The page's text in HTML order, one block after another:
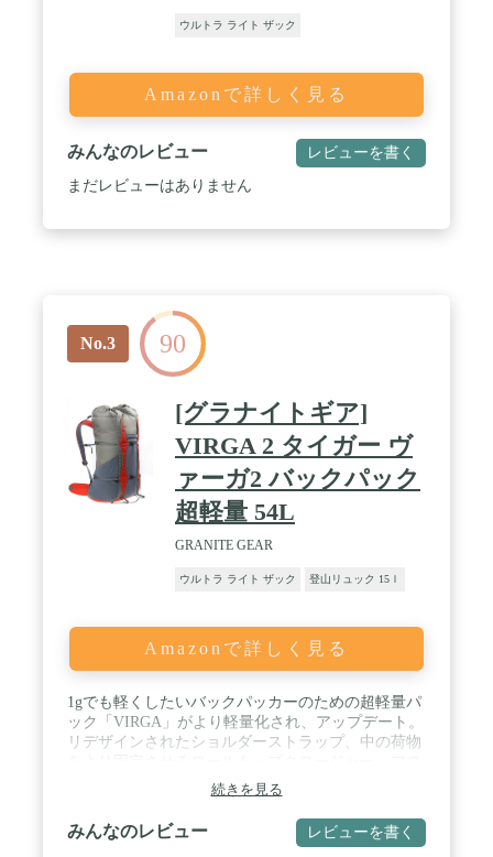
ウルトラ ライト ザック
Amazonで詳しく見る
みんなのレビュー レビューを書く
まだレビューはありません
No.3 90
[グラナイトギア]
VIRGA 2 タイガー ヴ
ァーガ2 バックパック
超軽量 54L
GRANITE GEAR
ウルトラ ライト ザック 登山リュック 15ｌ
Amazonで詳しく見る
1gでも軽くしたいバックパッカーのための超軽量パ
ック「VIRGA」がより軽量化され、アップデート。
リデザインされたショルダーストラップ、中の荷物
ントに新たに大きなメッシュポケットと、パッド入
りウェストベルトを追加するなどより使い心地を良
くするために改良されたモデルで、重量も今までの
モデルと同じ540gと軽さを維持しております。 / 背
続きを見る
みんなのレビュー レビューを書く